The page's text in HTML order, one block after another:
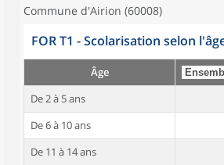
Commune d'Airion (60008)
FOR T1 - Scolarisation selon
Âge
De 2 à 5 ans
De 6 à 10 ans
De 11 à 14 ans